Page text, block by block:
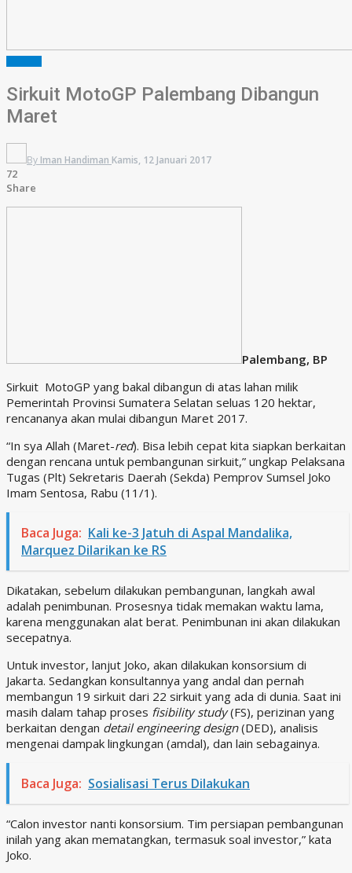
Sirkuit MotoGP Palembang Dibangun
Maret
By Iman Handiman Kamis, 12 Januari 2017
72
Share
Palembang, BP
Sirkuit MotoGP yang bakal dibangun di atas lahan milik
Pemerintah Provinsi Sumatera Selatan seluas 120 hektar,
rencananya akan mulai dibangun Maret 2017.
“In sya Allah (Maret-red). Bisa lebih cepat kita siapkan berkaitan
dengan rencana untuk pembangunan sirkuit,” ungkap Pelaksana
Tugas (Plt) Sekretaris Daerah (Sekda) Pemprov Sumsel Joko
Imam Sentosa, Rabu (11/1).
Baca Juga: Kali ke-3 Jatuh di Aspal Mandalika,
Marquez Dilarikan ke RS
Dikatakan, sebelum dilakukan pembangunan, langkah awal
adalah penimbunan. Prosesnya tidak memakan waktu lama,
karena menggunakan alat berat. Penimbunan ini akan dilakukan
secepatnya.
Untuk investor, lanjut Joko, akan dilakukan konsorsium di
Jakarta. Sedangkan konsultannya yang andal dan pernah
membangun 19 sirkuit dari 22 sirkuit yang ada di dunia. Saat ini
masih dalam tahap proses fisibility study(FS), perizinan yang
berkaitan dengan detail engineering design(DED), analisis
mengenai dampak lingkungan (amdal), dan lain sebagainya.
Baca Juga: Sosialisasi Terus Dilakukan
“Calon investor nanti konsorsium. Tim persiapan pembangunan
inilah yang akan mematangkan, termasuk soal investor,” kata
Joko.